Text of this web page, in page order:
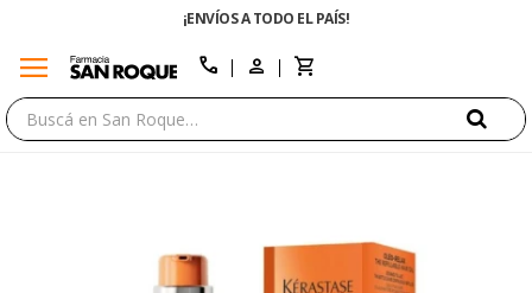
¡ENVÍOS A TODO EL PAÍS!
menu call
close